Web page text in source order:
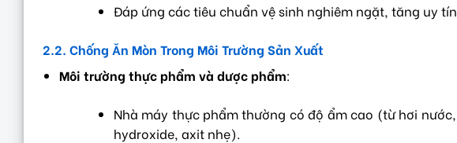
Đáp ứng các tiêu chuẩn vệ sinh nghiêm ngặt, tăng uy
2.2. Chống Ăn Mòn Trong Môi Trường Sản Xuất
Môi trường thực phẩm và dược phẩm:
Nhà máy thực phẩm thường có độ ẩm cao (từ hơi
hydroxide, axit nhẹ).